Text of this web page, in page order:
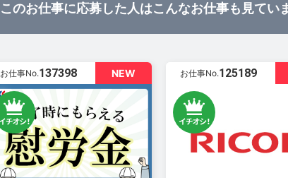
このお仕事に応募した人はこんなお仕事も見てい
NEW
お仕事No.137398 お仕事No.125189